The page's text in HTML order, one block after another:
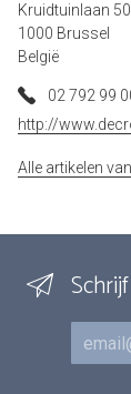
Kruidtuinlaan
1000 Brussel
België
02 792 99
http://
Alle artikelen
E-mail